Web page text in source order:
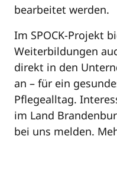
bearbeitet werden.
Im SPOCK-Projekt
Weiterbildungen
direkt in den
an – für ein
Pflegealltag.
im Land
bei uns melden.